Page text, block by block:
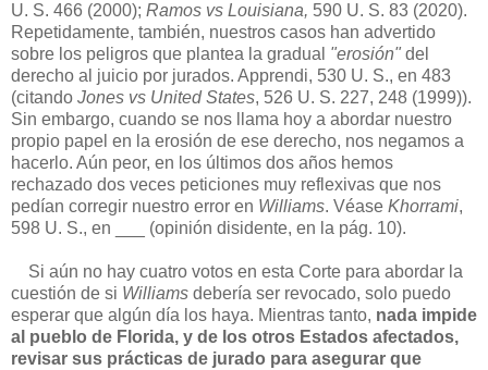
U. S. 466 (2000); Ramos vs Louisiana, 590 U. S. 83 (2020).
Repetidamente, también, nuestros casos han advertido
sobre los peligros que plantea la gradual "erosión" del
derecho al juicio por jurados. Apprendi, 530 U. S., en 483
(citando Jones vs United States, 526 U. S. 227, 248 (1999)).
Sin embargo, cuando se nos llama hoy a abordar nuestro
propio papel en la erosión de ese derecho, nos negamos a
hacerlo. Aún peor, en los últimos dos años hemos
rechazado dos veces peticiones muy reflexivas que nos
pedían corregir nuestro error en Williams. Véase Khorrami,
598 U. S., en ___ (opinión disidente, en la pág. 10).
Si aún no hay cuatro votos en esta Corte para abordar la
cuestión de si Williams debería ser revocado, solo puedo
esperar que algún día los haya. Mientras tanto, nada impide
al pueblo de Florida, y de los otros Estados afectados,
revisar sus prácticas de jurado para asegurar que